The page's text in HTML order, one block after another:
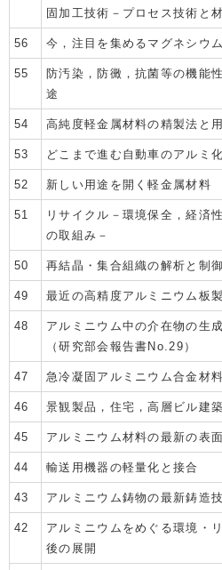
固加工技術－プロセス技術と
56 今，注目を集めるマグネシウ
55
防汚染，防黴，抗菌等の機能
途
54 高純度軽金属材料の精製法と
53 どこまで進む自動車のアルミ化
52 新しい用途を開く軽金属材料
51
リサイクル－環境保全，経済
の取組み－
50 再結晶・集合組織の解析と制御
49 最近の高精度アルミニウム板
48
アルミニウム中の介在物の生
（研究部会報告書No.29）
47 急冷凝固アルミニウム合金材
46 景観製品，住宅，高層ビル建
45 アルミニウム材料の最新の表
44 輸送用機器の軽量化と接合
43 アルミニウム鋳物の最新鋳造
42
アルミニウムをめぐる環境・
後の展開